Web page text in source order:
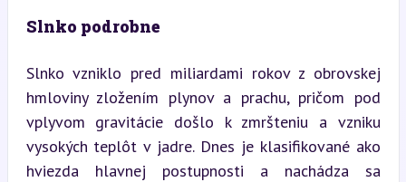
Slnko podrobne
Slnko vzniklo pred miliardami rokov z obrovskej
hmloviny zložením plynov a prachu, pričom pod
vplyvom gravitácie došlo k zmršteniu a vzniku
vysokých teplôt v jadre. Dnes je klasifikované ako
hviezda hlavnej postupnosti a nachádza sa